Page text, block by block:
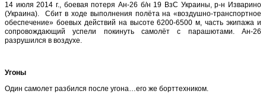
14 июля 2014 г., боевая потеря Ан-26 б/н 19 ВзС Украины, р-н Изварино
(Украина).
Сбит в ходе выполнения полёта на «воздушно-транспортное
обеспечение» боевых действий на высоте 6200-6500 м, часть экипажа и
сопровождающий успели покинуть самолёт с парашютами. Ан-26
разрушился в воздухе.
Угоны
Один самолет разбился после угона…его же борттехником.